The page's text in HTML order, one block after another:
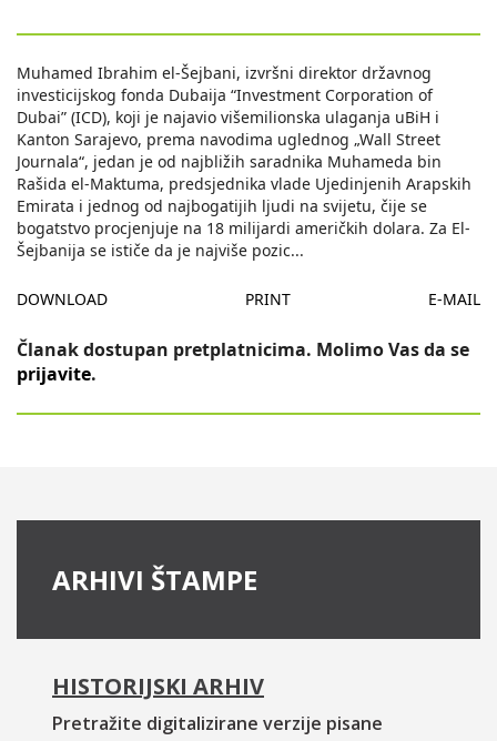
Muhamed Ibrahim el-Šejbani, izvršni direktor državnog
investicijskog fonda Dubaija “Investment Corporation of
Dubai” (ICD), koji je najavio višemilionska ulaganja uBiH i
Kanton Sarajevo, prema navodima uglednog „Wall Street
Journala“, jedan je od najbližih saradnika Muhameda bin
Rašida el-Maktuma, predsjednika vlade Ujedinjenih Arapskih
Emirata i jednog od najbogatijih ljudi na svijetu, čije se
bogatstvo procjenjuje na 18 milijardi američkih dolara. Za El-
Šejbanija se ističe da je najviše pozic...
DOWNLOAD PRINT E-MAIL
Članak dostupan pretplatnicima. Molimo Vas da se
prijavite.
ARHIVI ŠTAMPE
HISTORIJSKI ARHIV
Pretražite digitalizirane verzije pisane